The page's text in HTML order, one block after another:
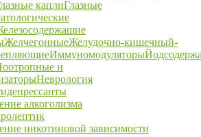
каплиГлазные
ЖелчегонныеЖелудочно-кишечный-
Иммуномодуляторы
и
Неврология
алкоголизма
никотиновой зависимости